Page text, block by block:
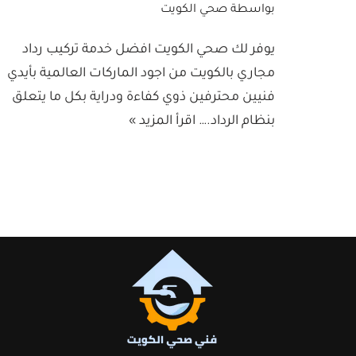
بواسطة صحي الكويت
يوفر لك صحي الكويت افضل خدمة تركيب رداد
مجاري بالكويت من اجود الماركات العالمية بأيدي
فنيين محترفين ذوي كفاءة ودراية بكل ما يتعلق
بنظام الرداد.… اقرأ المزيد »